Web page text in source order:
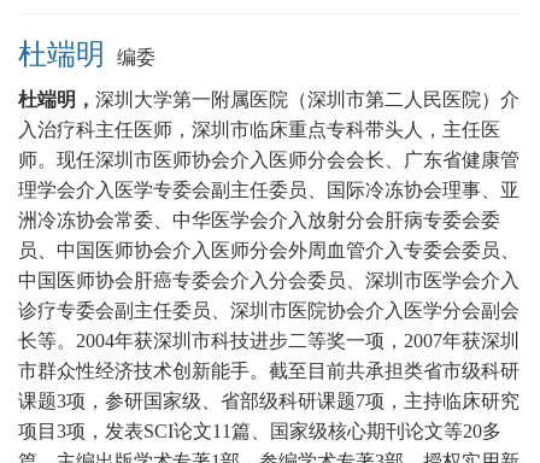
杜端明 编委
杜端明， 深圳大学第一附属医院（深圳市第二人民医院）介
入治疗科主任医师， 深圳市临床重点专科带头人，主任医
师。现任深圳市医师协会介入医师分会会长、广东省健康管
理学会介入医学专委会副主任委员、国际冷冻协会理事、亚
洲冷冻协会常委、中华医学会介入放射分会肝病专委会委
员、中国医师协会介入医师分会外周血管介入专委会委员、
中国医师协会肝癌专委会介入分会委员、深圳市医学会介入
诊疗专委会副主任委员、深圳市医院协会介入医学分会副会
长等。2004年获深圳市科技进步二等奖一项，2007年获深圳
市群众性经济技术创新能手。截至目前共承担类省市级科研
课题3项，参研国家级、省部级科研课题7项，主持临床研究
项目3项，发表SCI论文11篇、国家级核心期刊论文等20多